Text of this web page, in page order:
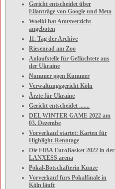
Gericht entscheidet über
Eilanträge von Google und Meta
Woelki hat Amtsverzicht
angeboten
11. Tag der Archive
Riesenrad am Zoo
Anlaufstelle für Geflüchtete aus
der Ukraine
Nummer ggen Kummer
Verwaltungsgericht Köln
Ärzte für Ukraine
Gericht entscheidet .......
DEL WINTER GAME 2022 am
03. Dezembe
Vorverkauf startet: Karten für
Highlight-Renntage
Die FIBA EuroBasket 2022 in der
LANXESS arena
Pokal-Botschafterin Kunze
Vorverkauf fürs Pokalfinale in
Köln läuft